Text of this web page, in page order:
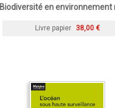
Biodiversité en environnement
Livre papier 38,00 €